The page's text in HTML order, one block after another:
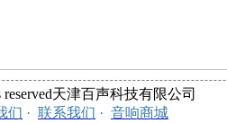
reserved天津百声科技有限公司
们 · 联系我们 · 音响商城